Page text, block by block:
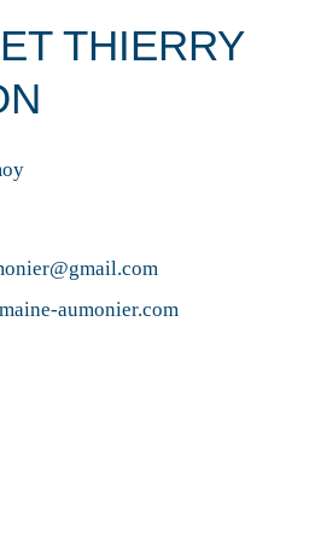
THIERRY
aumonier.com